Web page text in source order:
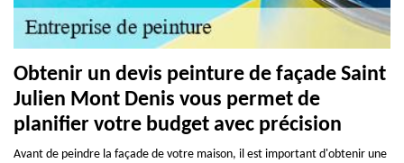
Obtenir un devis peinture de façade Saint
Julien Mont Denis vous permet de
planifier votre budget avec précision
Avant de peindre la façade de votre maison, il est important d'obtenir une